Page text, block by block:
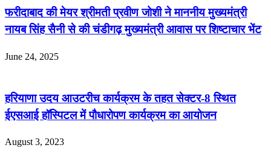
फरीदाबाद की मेयर श्रीमती प्रवीण जोशी ने माननीय मुख्यमंत्री
नायब सिंह सैनी से की चंडीगढ़ मुख्यमंत्री आवास पर शिष्टाचार भेंट
June 24, 2025
हरियाणा उदय आउटरीच कार्यक्रम के तहत सेक्टर-8 स्थित
ईएसआई हॉस्पिटल में पौधारोपण कार्यक्रम का आयोजन
August 3, 2023